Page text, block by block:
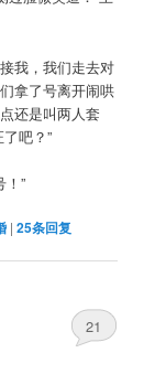
我，我们走去对
拿了号离开闹哄
还是叫两人套
吧？”
”
|25条回复
21